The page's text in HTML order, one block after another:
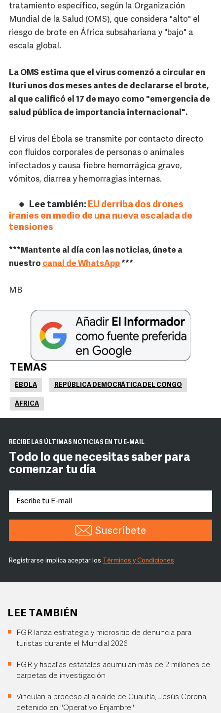
tratamiento específico, según la Organización
Mundial de la Salud (OMS), que considera "alto" el
riesgo de brote en África subsahariana y "bajo" a
escala global.
La OMS estima que el virus comenzó a circular en
Ituri unos dos meses antes de declararse el brote,
al que calificó el 17 de mayo como "emergencia de
salud pública de importancia internacional".
El virus del Ébola se transmite por contacto directo
con fluidos corporales de personas o animales
infectados y causa fiebre hemorrágica grave,
vómitos, diarrea y hemorragias internas.
Lee también: EU derriba dos drones
iraníes en medio de una nueva escalada de
tensiones
***Mantente al día con las noticias, únete a
nuestro canal de WhatsApp***
MB
TEMAS
ÉBOLA REPÚBLICA DEMOCRÁTICA DEL CONGO
ÁFRICA
RECIBE LAS ÚLTIMAS NOTICIAS EN TU E-MAIL
Todo lo que necesitas saber para
comenzar tu día
Suscríbete
Registrarse implica aceptar los Términos y Condiciones
LEE TAMBIÉN
FGR lanza estrategia y micrositio de denuncia para
turistas durante el Mundial 2026
FGR y fiscalías estatales acumulan más de 2 millones de
carpetas de investigación
Vinculan a proceso al alcalde de Cuautla, Jesús Corona,
detenido en "Operativo Enjambre"